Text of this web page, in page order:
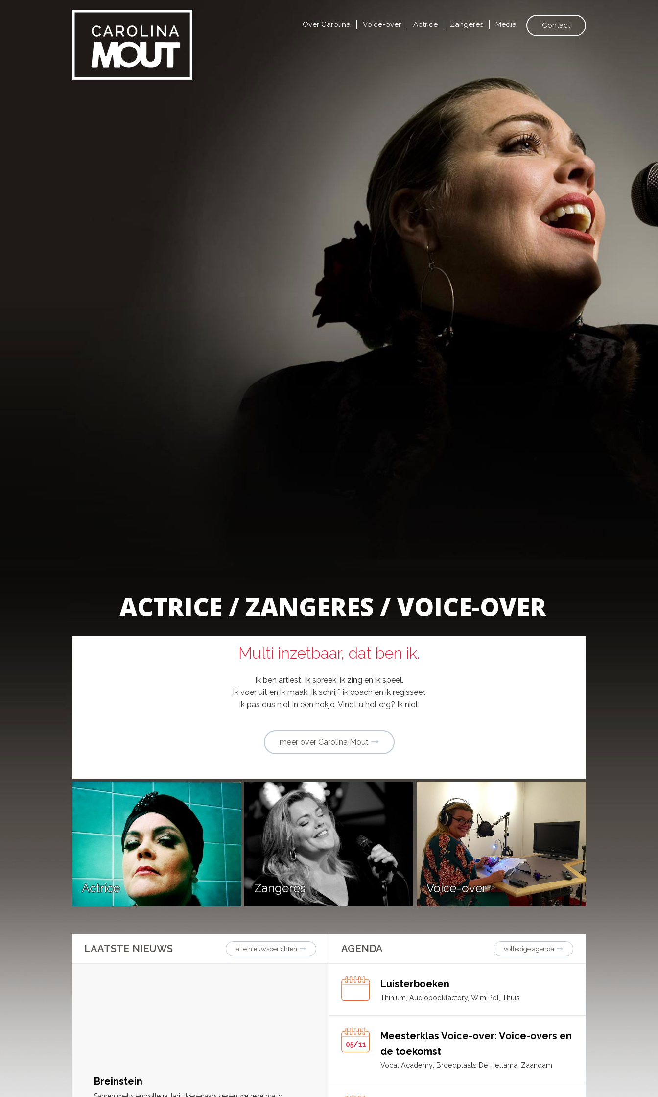
Over Carolina Voice-over Actrice Zangeres Media Contact
ACTRICE / ZANGERES /VOICE-OVER
Multi inzetbaar, dat ben ik.
Ik ben artiest. Ik spreek, ik zing en ik speel.
Ik voer uit en ik maak. Ik schrijf, ik coach en ik regisseer.
Ik pas dus niet in een hokje. Vindt u het erg? Ik niet.
meer over Carolina Mout
Actrice Zangeres Voice-over
LAATSTE NIEUWS
Breinstein Dag en nacht
alle nieuwsberichten AGENDA
Luisterboeken
Thinium, Audiobookfactory, Wim Pel, Thuis
05/11
Meesterklas Voice-over: Voice-overs en
de toekomst
Vocal Academy: Broedplaats De Hellama, Zaandam
volledige agenda